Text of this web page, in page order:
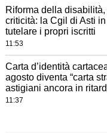
Riforma della
criticità: la Cgil di Asti
tutelare i propri iscritti
11:53
Carta d’identità
agosto diventa “carta
astigiani ancora in
11:37